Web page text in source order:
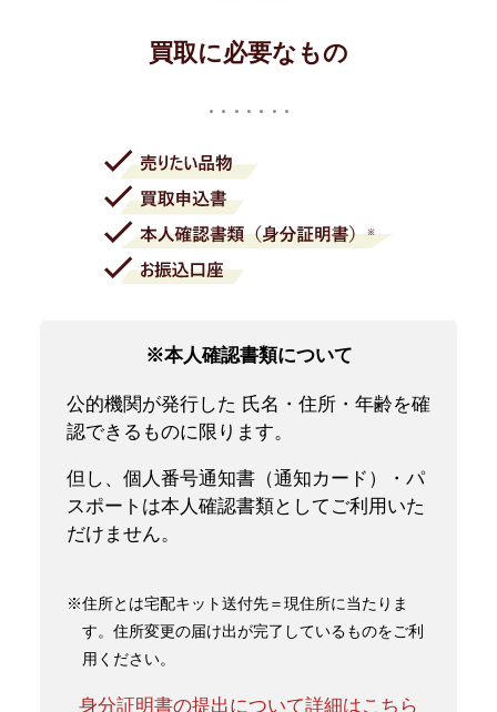
買取に必要なもの
※本人確認書類について
公的機関が発行した 氏名・住所・年齢を確
認できるものに限ります。
但し、個人番号通知書（通知カード）・パ
スポートは本人確認書類としてご利用いた
だけません。
※住所とは宅配キット送付先＝現住所に当たりま
す。住所変更の届け出が完了しているものをご利
用ください。
身分証明書の提出について詳細はこちら